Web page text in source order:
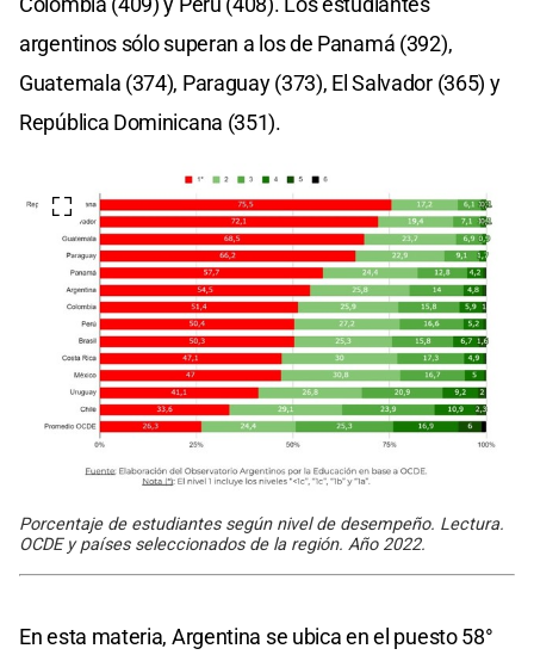
argentinos sólo superan a los de Panamá (392),
Guatemala (374), Paraguay (373), El Salvador (365) y
República Dominicana (351).
Porcentaje de estudiantes según nivel de desempeño. Lectura.
OCDE y países seleccionados de la región. Año 2022.
En esta materia, Argentina se ubica en el puesto 58°